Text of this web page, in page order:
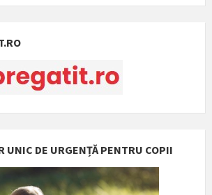
UNIC DE URGENȚĂ PENTRU COPII